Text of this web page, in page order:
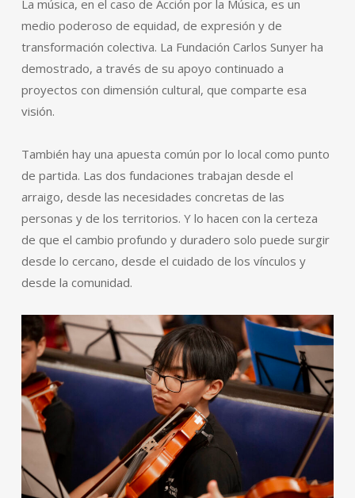
La música, en el caso de Acción por la Música, es un
medio poderoso de equidad, de expresión y de
transformación colectiva. La Fundación Carlos Sunyer ha
demostrado, a través de su apoyo continuado a
proyectos con dimensión cultural, que comparte esa
visión.
También hay una apuesta común por lo local como punto
de partida. Las dos fundaciones trabajan desde el
arraigo, desde las necesidades concretas de las
personas y de los territorios. Y lo hacen con la certeza
de que el cambio profundo y duradero solo puede surgir
desde lo cercano, desde el cuidado de los vínculos y
desde la comunidad.